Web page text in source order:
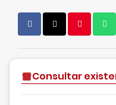
Consultar